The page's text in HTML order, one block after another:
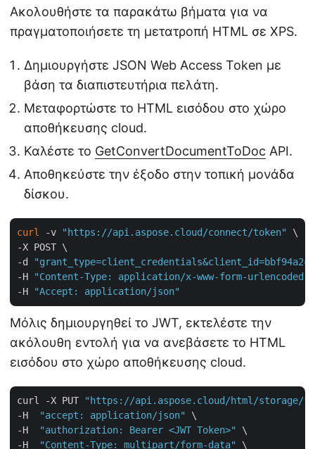
Ακολουθήστε τα παρακάτω βήματα για να
πραγματοποιήσετε τη μετατροπή HTML σε XPS.
Δημιουργήστε JSON Web Access Token με
βάση τα διαπιστευτήρια πελάτη.
Μεταφορτώστε το HTML εισόδου στο χώρο
αποθήκευσης cloud.
Καλέστε το GetConvertDocumentToDoc API.
Αποθηκεύστε την έξοδο στην τοπική μονάδα
δίσκου.
curl -v "https://api.aspose.cloud/connect/token"
\
-X POST \
-d
"grant_type=client_credentials&client_id=bbf94a2c-
-H
"Content-Type: application/x-www-form-urlencoded"
-H
"Accept: application/json"
Μόλις δημιουργηθεί το JWT, εκτελέστε την
ακόλουθη εντολή για να ανεβάσετε το HTML
εισόδου στο χώρο αποθήκευσης cloud.
curl -X PUT
"https://api.aspose.cloud/html/storage/
-H
"accept: application/json"
\
-H
"authorization: Bearer <JWT Token>"
\
-H
"Content-Type: multipart/form-data" \